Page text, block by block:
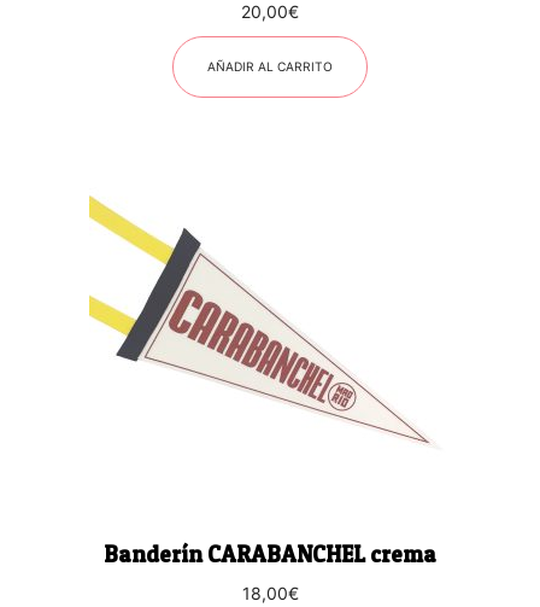
20,00€
AÑADIR AL CARRITO
Banderín CARABANCHEL crema
18,00€